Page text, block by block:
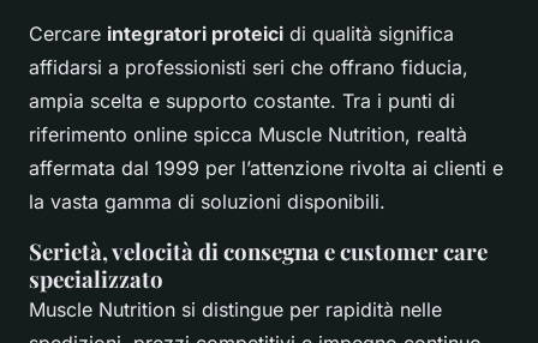
Cercare integratori proteici di qualità significa
affidarsi a professionisti seri che offrano fiducia,
ampia scelta e supporto costante. Tra i punti di
riferimento online spicca Muscle Nutrition, realtà
affermata dal 1999 per l’attenzione rivolta ai clienti e
la vasta gamma di soluzioni disponibili.
Serietà, velocità di consegna e customer care
specializzato
Muscle Nutrition si distingue per rapidità nelle